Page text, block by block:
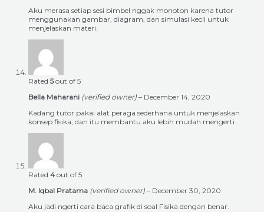
Aku merasa setiap sesi bimbel nggak monoton karena tutor
menggunakan gambar, diagram, dan simulasi kecil untuk
menjelaskan materi.
Rated 5out of 5
Bella Maharani (verified owner) – December 14, 2020
Kadang tutor pakai alat peraga sederhana untuk menjelaskan
konsep fisika, dan itu membantu aku lebih mudah mengerti.
Rated 4 out of 5
M. Iqbal Pratama (verified owner) – December 30, 2020
Aku jadi ngerti cara baca grafik di soal Fisika dengan benar.